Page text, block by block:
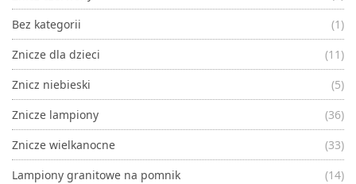
Bez kategorii
(1)
Znicze dla dzieci
(11)
Znicz niebieski
(5)
Znicze lampiony
(36)
Znicze wielkanocne
(33)
Lampiony granitowe na pomnik
(14)